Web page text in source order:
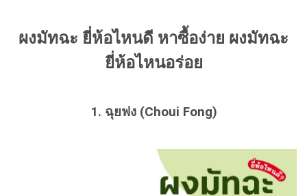
ผงมัทฉะ ยี่ห้อไหนดี หาซื้อง่าย ผงมัทฉะ
ยี่ห้อไหนอร่อย
1. ฉุยฟง (Choui Fong)